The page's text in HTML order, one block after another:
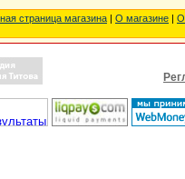
страница магазина | О магазине |